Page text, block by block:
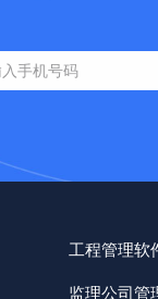
工程管理软
监理公司管